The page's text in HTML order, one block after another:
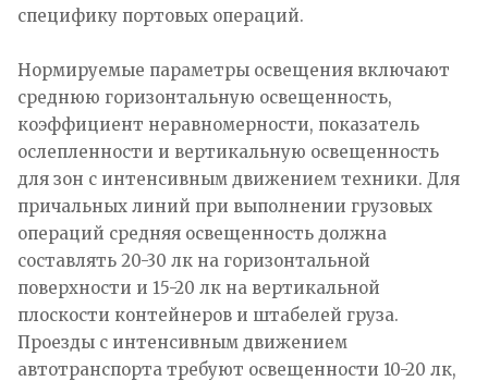
специфику портовых операций.
Нормируемые параметры освещения включают
среднюю горизонтальную освещенность,
коэффициент неравномерности, показатель
ослепленности и вертикальную освещенность
для зон с интенсивным движением техники. Для
причальных линий при выполнении грузовых
операций средняя освещенность должна
составлять 20-30 лк на горизонтальной
поверхности и 15-20 лк на вертикальной
плоскости контейнеров и штабелей груза.
Проезды с интенсивным движением
автотранспорта требуют освещенности 10-20 лк,